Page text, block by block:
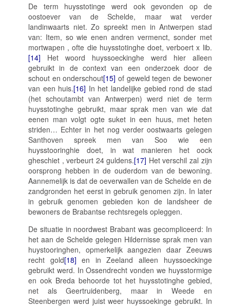
De term huysstotinge werd ook gevonden op de
oostoever van de Schelde, maar wat verder
landinwaarts niet. Zo spreekt men in Antwerpen stad
van: Item, so wie enen andren vermenct, sonder met
mortwapen , ofte die huysstotinghe doet, verboert x lib.
[14] Het woord huyssoeckinghe werd hier alleen
gebruikt in de context van een onderzoek door de
schout en onderschout[15] of geweld tegen de bewoner
van een huis.[16] In het landelijke gebied rond de stad
(het schoutambt van Antwerpen) werd niet de term
huysstotinghe gebruikt, maar sprak men van wie dat
eenen man volgt ogte suket in een huus, met heten
striden… Echter in het nog verder oostwaarts gelegen
Santhoven spreek men van Soo wie een
huysstooringhie doet, in wat manieren het oock
gheschiet , verbeurt 24 guldens.[17] Het verschil zal zijn
oorsprong hebben in de ouderdom van de bewoning.
Aannemelijk is dat de oeverwallen van de Schelde en de
zandgronden het eerst in gebruik genomen zijn. In later
in gebruik genomen gebieden kon de landsheer de
bewoners de Brabantse rechtsregels opleggen.
De situatie in noordwest Brabant was gecompliceerd: In
het aan de Schelde gelegen Hildernisse sprak men van
huystooringhen, opmerkelijk aangezien daar Zeeuws
recht gold[18] en in Zeeland alleen huyssoeckinge
gebruikt werd. In Ossendrecht vonden we huysstormige
en ook Breda behoorde tot het huysstotinghegebied,
net als Geertruidenberg, maar in Weede en
Steenbergen werd juist weer huyssoekinge gebruikt. In